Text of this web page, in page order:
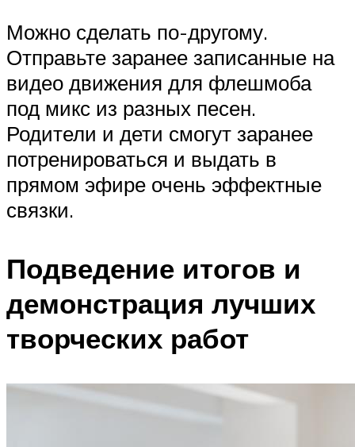
Можно сделать по-другому.
Отправьте заранее записанные на
видео движения для флешмоба
под микс из разных песен.
Родители и дети смогут заранее
потренироваться и выдать в
прямом эфире очень эффектные
связки.
Подведение итогов и
демонстрация лучших
творческих работ